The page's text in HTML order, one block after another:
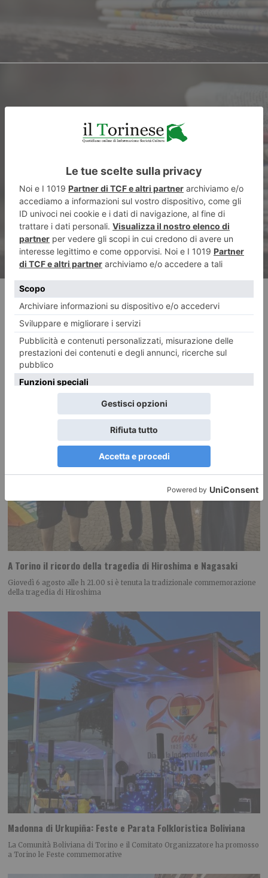
Ciclista muore travolto da bus
RECENTI:
A Torino il ricordo della tragedia di Hiroshima e Nagasaki
Giovedì 6 agosto alle h 21.00 si è tenuta la tradizionale commemorazione
della tragedia di Hiroshima
Madonna di Urkupiña: Feste e Parata Folkloristica Boliviana
La Comunità Boliviana di Torino e il Comitato Organizzatore ha promosso
a Torino le Feste commemorative